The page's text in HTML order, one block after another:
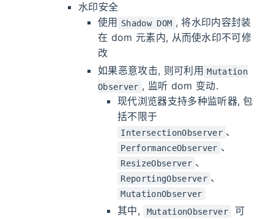
水印安全
使用
Shadow DOM , 将水印内容封装
在 dom 元素内, 从而使水印不可修
改
如果恶意攻击, 则可利用 Mutation
Observer , 监听 dom 变动.
现代浏览器支持多种监听器, 包
括不限于
IntersectionObserver 、
PerformanceObserver 、
ResizeObserver 、
ReportingObserver 、
MutationObserver
其中, MutationObserver
可